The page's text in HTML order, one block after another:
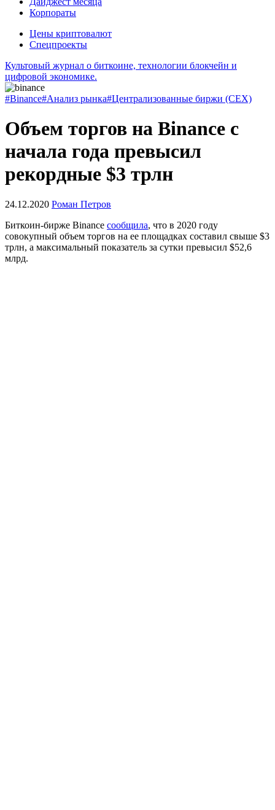
Корпораты
Цены криптовалют
Спецпроекты
Культовый журнал о биткоине, технологии блокчейн и
цифровой экономике.
#Binance#Анализ рынка#Централизованные биржи (CEX)
Объем торгов на Binance с
начала года превысил
рекордные $3 трлн
24.12.2020 Роман Петров
Биткоин-бирже Binance сообщила, что в 2020 году
совокупный объем торгов на ее площадках составил свыше $3
трлн, а максимальный показатель за сутки превысил $52,6
млрд.